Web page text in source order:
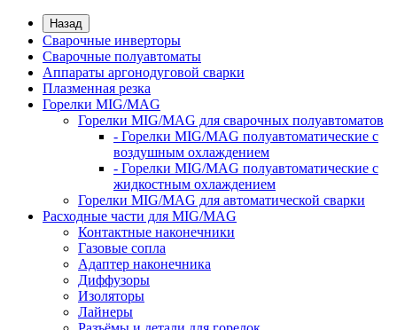
Назад
Сварочные инверторы
Сварочные полуавтоматы
Аппараты аргонодуговой сварки
Плазменная резка
Горелки MIG/MAG
Горелки MIG/MAG для сварочных полуавтоматов
- Горелки MIG/MAG полуавтоматические с
воздушным охлаждением
- Горелки MIG/MAG полуавтоматические с
жидкостным охлаждением
Горелки MIG/MAG для автоматической сварки
Расходные части для MIG/MAG
Контактные наконечники
Газовые сопла
Адаптер наконечника
Диффузоры
Изоляторы
Лайнеры